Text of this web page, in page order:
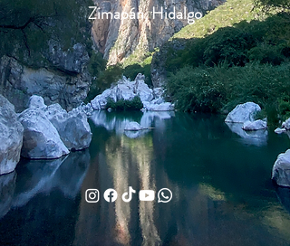
Zimapán, Hidalgo